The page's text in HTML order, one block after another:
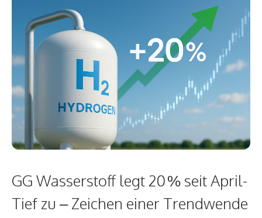
GG Wasserstoff legt 20 % seit April-
Tief zu – Zeichen einer Trendwende